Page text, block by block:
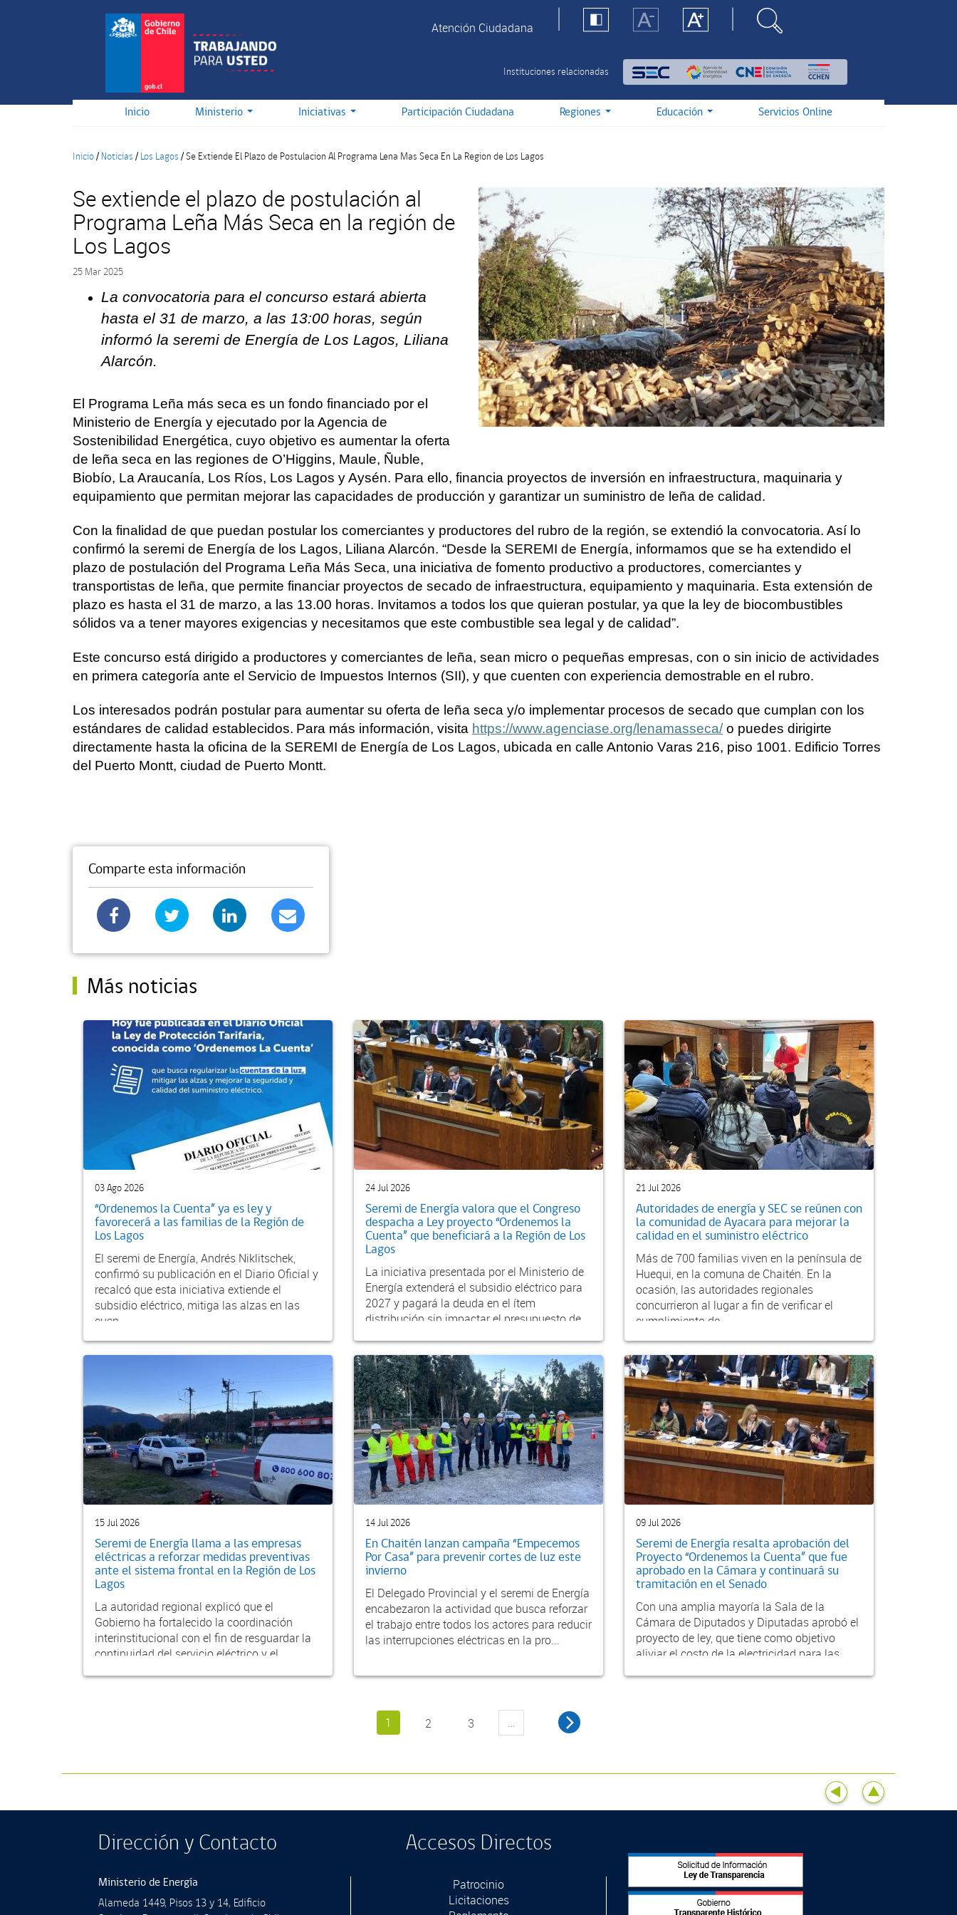
Atención Ciudadana
Instituciones relacionadas
Inicio Ministerio Iniciativas Participación Ciudadana Regiones Educación Servicios Online
Inicio/ Noticias / Los Lagos /Se Extiende El Plazo de Postulacion Al Programa Lena Mas Seca En La Region de Los Lagos
Se extiende el plazo de postulación al
Programa Leña Más Seca en la región de
Los Lagos
25 Mar 2025
La convocatoria para el concurso estará abierta
hasta el 31 de marzo, a las 13:00 horas, según
informó la seremi de Energía de Los Lagos, Liliana
Alarcón.
El Programa Leña más seca es un fondo financiado por el
Ministerio de Energía y ejecutado por la Agencia de
Sostenibilidad Energética, cuyo objetivo es aumentar la oferta
de leña seca en las regiones de O’Higgins, Maule, Ñuble,
Biobío, La Araucanía, Los Ríos, Los Lagos y Aysén. Para ello, financia proyectos de inversión en infraestructura, maquinaria y
equipamiento que permitan mejorar las capacidades de producción y garantizar un suministro de leña de calidad.
Con la finalidad de que puedan postular los comerciantes y productores del rubro de la región, se extendió la convocatoria. Así lo
confirmó la seremi de Energía de los Lagos, Liliana Alarcón. “Desde la SEREMI de Energía, informamos que se ha extendido el
plazo de postulación del Programa Leña Más Seca, una iniciativa de fomento productivo a productores, comerciantes y
transportistas de leña, que permite financiar proyectos de secado de infraestructura, equipamiento y maquinaria. Esta extensión de
plazo es hasta el 31 de marzo, a las 13.00 horas. Invitamos a todos los que quieran postular, ya que la ley de biocombustibles
sólidos va a tener mayores exigencias y necesitamos que este combustible sea legal y de calidad”.
Este concurso está dirigido a productores y comerciantes de leña, sean micro o pequeñas empresas, con o sin inicio de actividades
en primera categoría ante el Servicio de Impuestos Internos (SII), y que cuenten con experiencia demostrable en el rubro.
Los interesados podrán postular para aumentar su oferta de leña seca y/o implementar procesos de secado que cumplan con los
estándares de calidad establecidos. Para más información, visita https://www.agenciase.org/lenamasseca/o puedes dirigirte
directamente hasta la oficina de la SEREMI de Energía de Los Lagos, ubicada en calle Antonio Varas 216, piso 1001. Edificio Torres
del Puerto Montt, ciudad de Puerto Montt.
Comparte esta información
Más noticias
03 Ago 2026
“Ordenemos la Cuenta” ya es ley y
favorecerá a las familias de la Región de
Los Lagos
El seremi de Energía, Andrés Niklitschek,
confirmó su publicación en el Diario Oficial y
recalcó que esta iniciativa extiende el
subsidio eléctrico, mitiga las alzas en las
cuen...
24 Jul 2026
Seremi de Energía valora que el Congreso
despacha a Ley proyecto “Ordenemos la
Cuenta” que beneficiará a la Región de Los
Lagos
La iniciativa presentada por el Ministerio de
Energía extenderá el subsidio eléctrico para
2027 y pagará la deuda en el ítem
distribución sin impactar el presupuesto de
21 Jul 2026
Autoridades de energía y SEC se reúnen con
la comunidad de Ayacara para mejorar la
calidad en el suministro eléctrico
Más de 700 familias viven en la península de
Huequi, en la comuna de Chaitén. En la
ocasión, las autoridades regionales
concurrieron al lugar a fin de verificar el
cumplimiento de...
15 Jul 2026
Seremi de Energía llama a las empresas
eléctricas a reforzar medidas preventivas
ante el sistema frontal en la Región de Los
Lagos
La autoridad regional explicó que el
Gobierno ha fortalecido la coordinación
interinstitucional con el fin de resguardar la
continuidad del servicio eléctrico y el
14 Jul 2026
En Chaitén lanzan campaña “Empecemos
Por Casa” para prevenir cortes de luz este
invierno
El Delegado Provincial y el seremi de Energía
encabezaron la actividad que busca reforzar
el trabajo entre todos los actores para reducir
las interrupciones eléctricas en la pro...
09 Jul 2026
Seremi de Energía resalta aprobación del
Proyecto “Ordenemos la Cuenta” que fue
aprobado en la Cámara y continuará su
tramitación en el Senado
Con una amplia mayoría la Sala de la
Cámara de Diputados y Diputadas aprobó el
proyecto de ley, que tiene como objetivo
aliviar el costo de la electricidad para las
1 2 3 …
Dirección y Contacto
Ministerio de Energía
Alameda 1449, Pisos 13 y 14, Ediﬁcio
Accesos Directos
Patrocinio
Licitaciones